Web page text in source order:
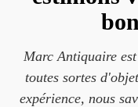
Marc Antiquaire
toutes sortes
expérience, nous